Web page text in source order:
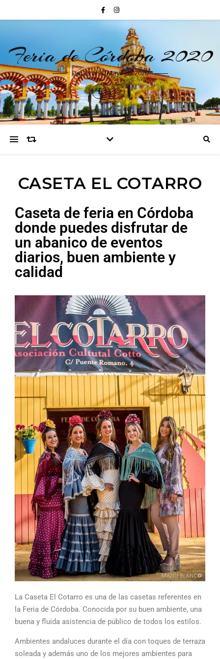
Feria de Córdoba 2020
Del 23 al 30 Mayo de 2020
CASETA EL COTARRO
Caseta de feria en Córdoba
donde puedes disfrutar de
un abanico de eventos
diarios, buen ambiente y
calidad
La Caseta El Cotarro es una de las casetas referentes en
la Feria de Córdoba. Conocida por su buen ambiente, una
buena y fluida asistencia de público de todos los estilos.
Ambientes andaluces durante el día con toques de terraza
soleada y además uno de los mejores ambientes para